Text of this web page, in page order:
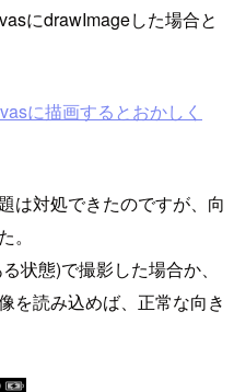
にdrawImageした場合と
に描画するとおかしく
は対処できたのですが、向
状態)で撮影した場合か、
を読み込めば、正常な向き